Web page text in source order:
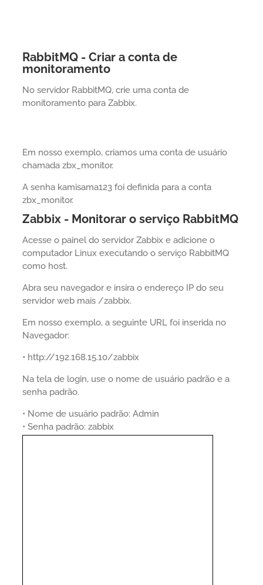
RabbitMQ - Criar a conta de
monitoramento
No servidor RabbitMQ, crie uma conta de
monitoramento para Zabbix.
Em nosso exemplo, criamos uma conta de usuário
chamada zbx_monitor.
A senha kamisama123 foi definida para a conta
zbx_monitor.
Zabbix - Monitorar o serviço RabbitMQ
Acesse o painel do servidor Zabbix e adicione o
computador Linux executando o serviço RabbitMQ
como host.
Abra seu navegador e insira o endereço IP do seu
servidor web mais /zabbix.
Em nosso exemplo, a seguinte URL foi inserida no
Navegador:
• http://192.168.15.10/zabbix
Na tela de login, use o nome de usuário padrão e a
senha padrão.
• Nome de usuário padrão: Admin
• Senha padrão: zabbix